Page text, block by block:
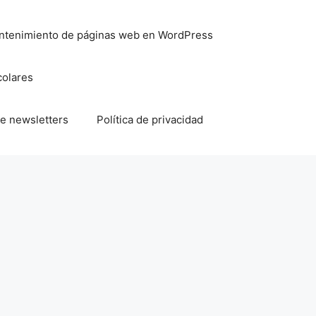
de páginas web en WordPress
newsletters Política de privacidad